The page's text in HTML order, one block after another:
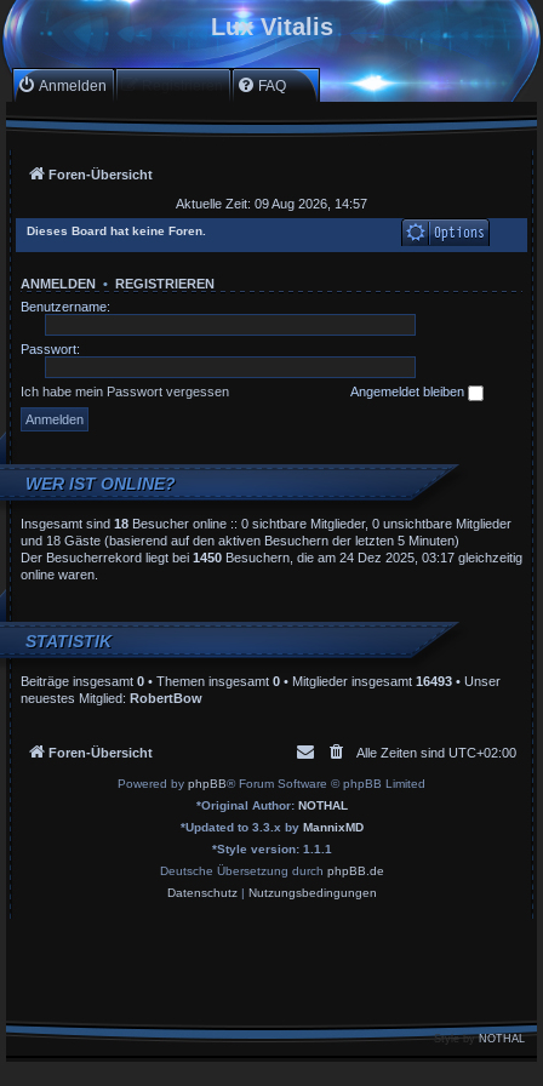
Lux Vitalis
Anmelden Registrieren FAQ
Foren-Übersicht
Aktuelle Zeit: 09 Aug 2026, 14:57
Dieses Board hat keine Foren.
ANMELDEN • REGISTRIEREN
Benutzername:
Passwort:
Ich habe mein Passwort vergessen Angemeldet bleiben
WER IST ONLINE?
Insgesamt sind 18 Besucher online :: 0 sichtbare Mitglieder, 0 unsichtbare Mitglieder
und 18 Gäste (basierend auf den aktiven Besuchern der letzten 5 Minuten)
Der Besucherrekord liegt bei 1450 Besuchern, die am 24 Dez 2025, 03:17 gleichzeitig
online waren.
STATISTIK
Beiträge insgesamt 0 • Themen insgesamt 0 • Mitglieder insgesamt 16493 • Unser
neuestes Mitglied: RobertBow
Foren-Übersicht Alle Zeiten sind UTC+02:00
Powered by phpBB® Forum Software © phpBB Limited
*Original Author: NOTHAL
*Updated to 3.3.x by MannixMD
*Style version: 1.1.1
Deutsche Übersetzung durch phpBB.de
Datenschutz| Nutzungsbedingungen
Style byNOTHAL